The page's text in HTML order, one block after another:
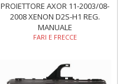
PROIETTORE AXOR 11-2003/08-
2008 XENON D2S-H1 REG.
MANUALE
FARI E FRECCE